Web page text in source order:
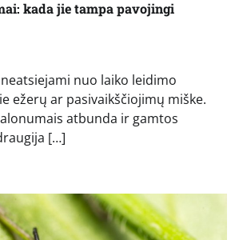
kada jie tampa pavojingi
nuo laiko leidimo
ežerų ar pasivaikščiojimų miške.
atbunda ir gamtos
[…]